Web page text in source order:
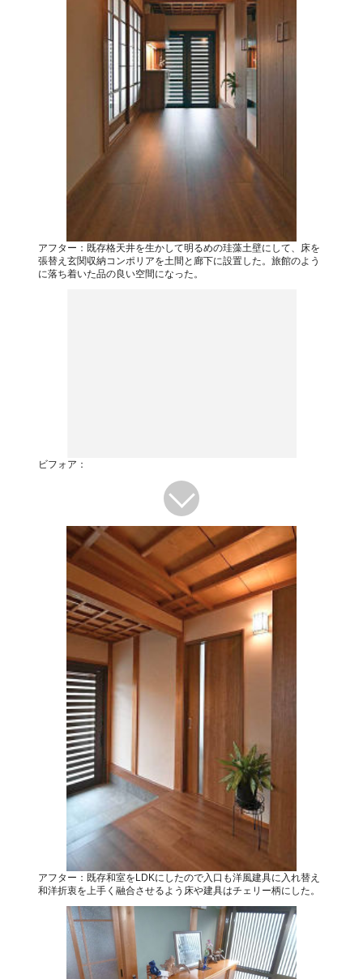
アフター：既存格天井を生かして明るめの珪藻土壁にして、床を
張替え玄関収納コンポリアを土間と廊下に設置した。旅館のよう
に落ち着いた品の良い空間になった。
ビフォア：
アフター：既存和室をLDKにしたので入口も洋風建具に入れ替え
和洋折衷を上手く融合させるよう床や建具はチェリー柄にした。